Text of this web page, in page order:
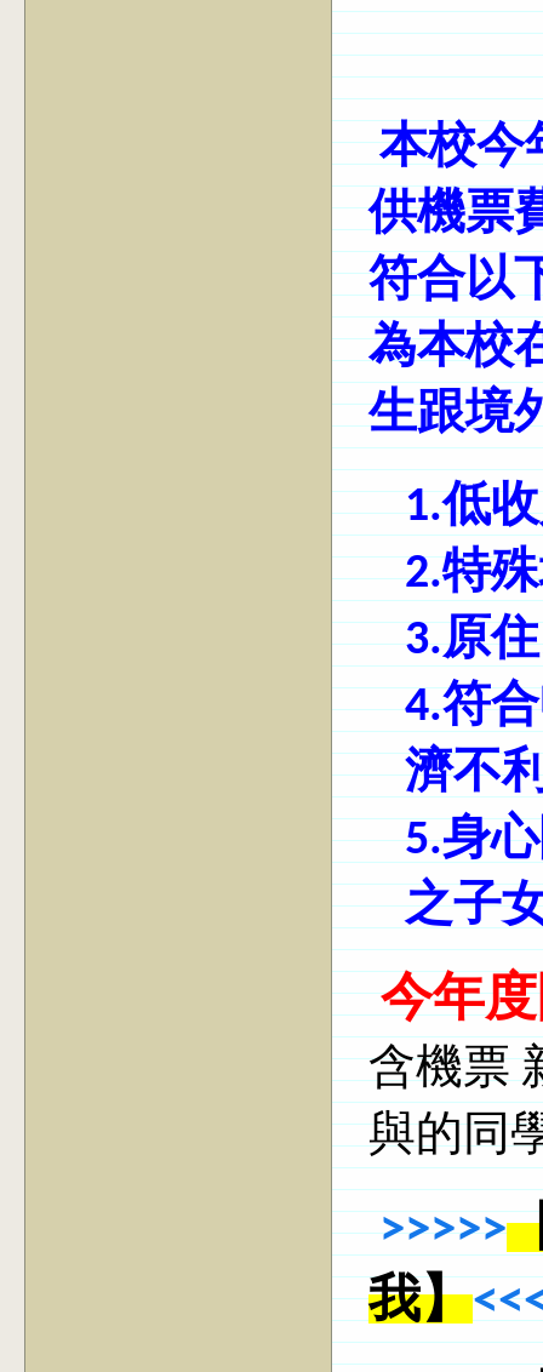
本校今
供機票
符合以
為本校
生跟境
1.低
2.特
3.原
4.符
濟不
5.身
之子
今年
含機票
與的同
>>>>>
我】